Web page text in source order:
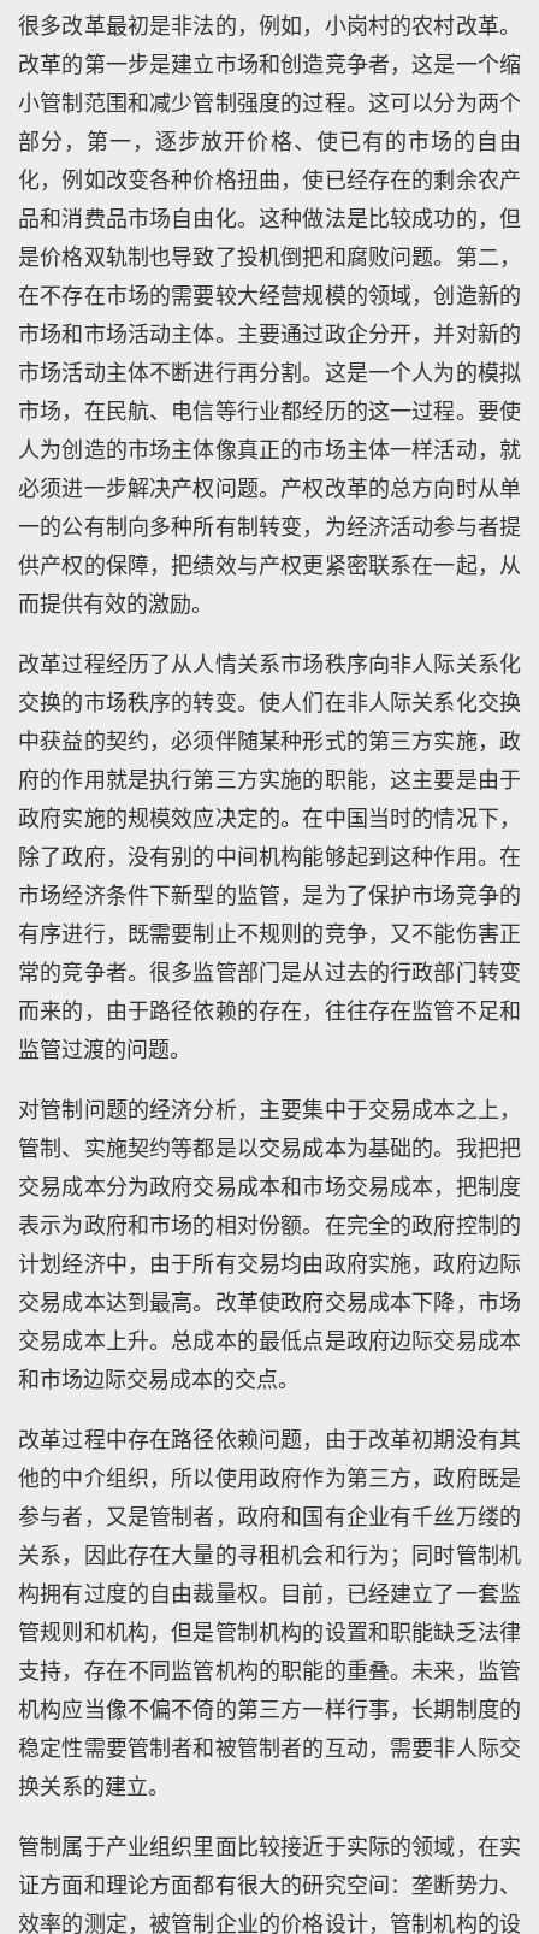
很多改革最初是非法的，例如，小岗村的农村改革。
改革的第一步是建立市场和创造竞争者，这是一个缩
小管制范围和减少管制强度的过程。这可以分为两个
部分，第一，逐步放开价格、使已有的市场的自由
化，例如改变各种价格扭曲，使已经存在的剩余农产
品和消费品市场自由化。这种做法是比较成功的，但
是价格双轨制也导致了投机倒把和腐败问题。第二，
在不存在市场的需要较大经营规模的领域，创造新的
市场和市场活动主体。主要通过政企分开，并对新的
市场活动主体不断进行再分割。这是一个人为的模拟
市场，在民航、电信等行业都经历的这一过程。要使
人为创造的市场主体像真正的市场主体一样活动，就
必须进一步解决产权问题。产权改革的总方向时从单
一的公有制向多种所有制转变，为经济活动参与者提
供产权的保障，把绩效与产权更紧密联系在一起，从
而提供有效的激励。
改革过程经历了从人情关系市场秩序向非人际关系化
交换的市场秩序的转变。使人们在非人际关系化交换
中获益的契约，必须伴随某种形式的第三方实施，政
府的作用就是执行第三方实施的职能，这主要是由于
政府实施的规模效应决定的。在中国当时的情况下，
除了政府，没有别的中间机构能够起到这种作用。在
市场经济条件下新型的监管，是为了保护市场竞争的
有序进行，既需要制止不规则的竞争，又不能伤害正
常的竞争者。很多监管部门是从过去的行政部门转变
而来的，由于路径依赖的存在，往往存在监管不足和
监管过渡的问题。
对管制问题的经济分析，主要集中于交易成本之上，
管制、实施契约等都是以交易成本为基础的。我把把
交易成本分为政府交易成本和市场交易成本，把制度
表示为政府和市场的相对份额。在完全的政府控制的
计划经济中，由于所有交易均由政府实施，政府边际
交易成本达到最高。改革使政府交易成本下降，市场
交易成本上升。总成本的最低点是政府边际交易成本
和市场边际交易成本的交点。
改革过程中存在路径依赖问题，由于改革初期没有其
他的中介组织，所以使用政府作为第三方，政府既是
参与者，又是管制者，政府和国有企业有千丝万缕的
关系，因此存在大量的寻租机会和行为；同时管制机
构拥有过度的自由裁量权。目前，已经建立了一套监
管规则和机构，但是管制机构的设置和职能缺乏法律
支持，存在不同监管机构的职能的重叠。未来，监管
机构应当像不偏不倚的第三方一样行事，长期制度的
稳定性需要管制者和被管制者的互动，需要非人际交
换关系的建立。
管制属于产业组织里面比较接近于实际的领域，在实
证方面和理论方面都有很大的研究空间：垄断势力、
效率的测定，被管制企业的价格设计，管制机构的设